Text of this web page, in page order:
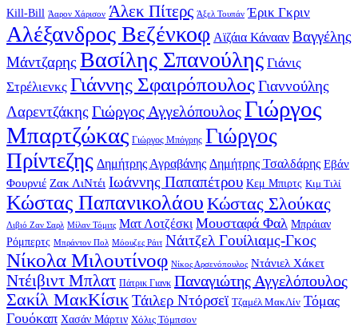
Kill-Bill Άαρον Χάρισον Άλεκ Πίτερς Άξελ Τουπάν Έρικ Γκριν
Αλέξανδρος Βεζένκοφ Αϊζάια Κάνααν Βαγγέλης
Μάντζαρης Βασίλης Σπανούλης Γιάνις
Στρέλιενκς Γιάννης ΣφαιρόπουλοςΓιαννούλης
Λαρεντζάκης Γιώργος ΑγγελόπουλοςΓιώργος
Μπαρτζώκας Γιώργος Μπόγρης Γιώργος
Πρίντεζης Δημήτρης Αγραβάνης Δημήτρης Τσαλδάρης Εβάν
Φουρνιέ Ζακ ΛιΝτέι Ιωάννης Παπαπέτρου Κεμ Μπιρτς Κιμ Τιλί
Κώστας Παπανικολάου Κώστας Σλούκας
Λιβιό Ζαν Σαρλ Μίλαν Τόμιτς Ματ Λοτζέσκι Μουσταφά Φαλ Μπράιαν
Ρόμπερτς Μπράντον Πολ Μόουζες Ράιτ Νάιτζελ Γουίλιαμς-Γκος
Νίκολα Μιλουτίνοφ Νίκος Αρσενόπουλος Ντάνιελ Χάκετ
Ντέιβιντ Μπλατ Πάτρικ Γιανκ Παναγιώτης Αγγελόπουλος
Σακίλ ΜακΚίσικ Τάιλερ Ντόρσεϊ Τζαμέλ ΜακΛίν Τόμας
Γουόκαπ Χασάν Μάρτιν Χόλις Τόμπσον